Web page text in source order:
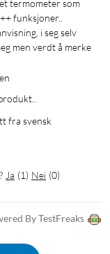
funksjoner..
i seg selv
men verdt å merke
fra svensk
Ja (1) Nei (0)
By TestFreaks